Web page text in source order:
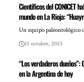
Científicos del CONICET
mundo en La Rioja:
Un equipo paleontológico
15 octubre, 2025
“Los verdaderos
en la Argentina de hoy